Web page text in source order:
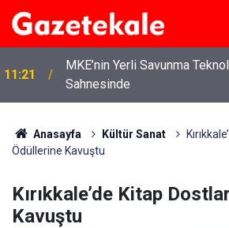
11:21
MKE’nin Yerli Savunma
Sahnesinde
Anasayfa Kültür Sanat
Ödüllerine Kavuştu
Kırıkkale’de Kitap
Kavuştu